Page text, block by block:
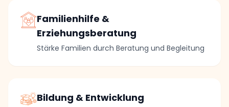
Familienhilfe &
Erziehungsberatung
Stärke Familien durch Beratung und Begleitung
Bildung & Entwicklung